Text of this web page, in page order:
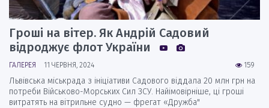
Гроші на вітер. Як Андрій Садовий
відроджує флот України
159
ГАЛЕРЕЯ 11 ЧЕРВНЯ, 2024
Львівська міськрада з ініціативи Садового віддала 20 млн грн на
потреби Військово-Морських Сил ЗСУ. Найімовірніше, ці гроші
витратять на вітрильне судно — фрегат «Дружба"